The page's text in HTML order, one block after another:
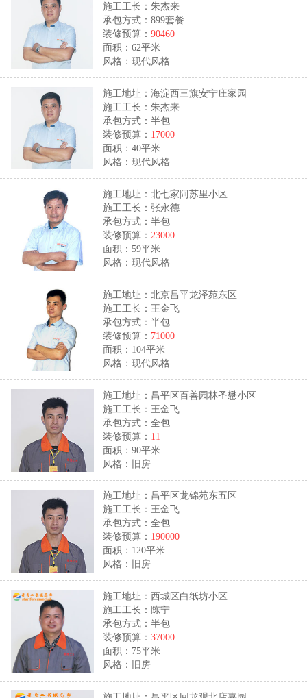
施工工长：朱杰来
承包方式：899套餐
装修预算：90460
面积：62平米
风格：现代风格
施工地址：海淀西三旗安宁庄家园
施工工长：朱杰来
承包方式：半包
装修预算： 17000
面积：40平米
风格：现代风格
施工地址：北七家阿苏里小区
施工工长：张永德
承包方式：半包
装修预算： 23000
面积：59平米
风格：现代风格
施工地址：北京昌平龙泽苑东区
施工工长：王金飞
承包方式：半包
装修预算： 71000
面积：104平米
风格：现代风格
施工地址：昌平区百善园林圣懋小区
施工工长：王金飞
承包方式：全包
装修预算： 11
面积：90平米
风格：旧房
施工地址：昌平区龙锦苑东五区
施工工长：王金飞
承包方式：全包
装修预算： 190000
面积：120平米
风格：旧房
施工地址：西城区白纸坊小区
施工工长：陈宁
承包方式：半包
装修预算：37000
面积：75平米
风格：旧房